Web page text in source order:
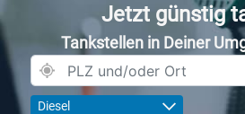
Jetzt günstig
Tankstellen in Deiner
Diesel